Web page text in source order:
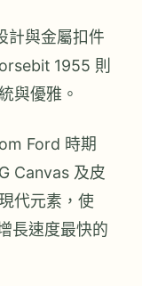
計與金屬扣件
1955 則
與優雅。
Ford 時期
Canvas 及皮
代元素，使
長速度最快的